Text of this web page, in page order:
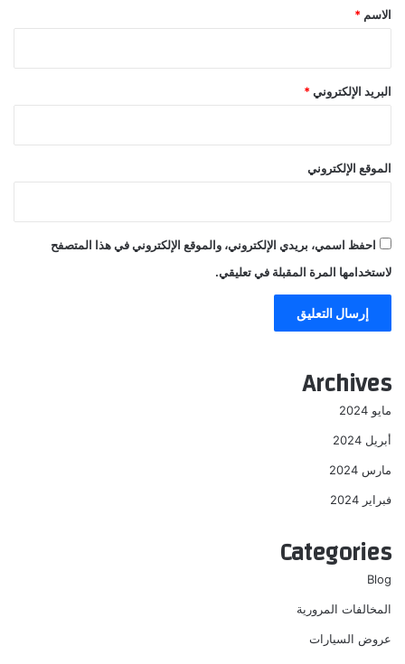
*
الاسم *
البريد الإلكتروني *
الموقع الإلكتروني
احفظ اسمي، بريدي الإلكتروني، والموقع الإلكتروني في هذا المتصفح
لاستخدامها المرة المقبلة في تعليقي.
Archives
مايو 2024
أبريل 2024
مارس 2024
فبراير 2024
Categories
Blog
المخالفات المرورية
عروض السيارات